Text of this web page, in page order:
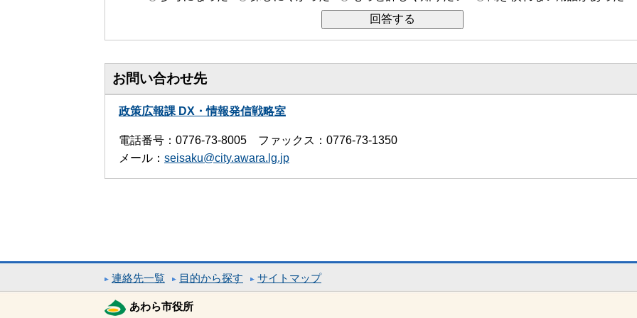
お問い合わせ先
政策広報課 DX・情報発信戦略室
電話番号：0776-73-8005 ファックス：0776-73-1350
メール： seisaku@city.awara.lg.jp
連絡先一覧 目的から探す サイトマップ
あわら市役所